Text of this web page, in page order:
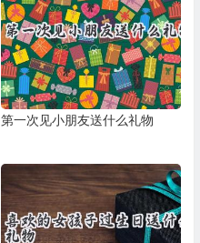
第一次见小朋友送什么礼物